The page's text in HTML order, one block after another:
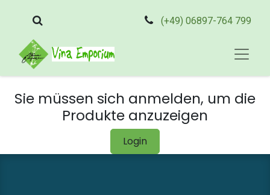
(+49) 06897-764 799
Sie müssen sich anmelden, um die
Produkte anzuzeigen
Login